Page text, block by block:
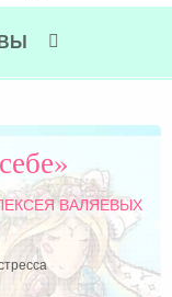
ВАЛЯЕВЫХ